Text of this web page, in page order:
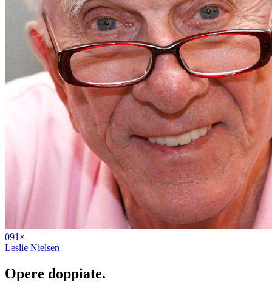
091 ×
Leslie Nielsen
Opere doppiate.